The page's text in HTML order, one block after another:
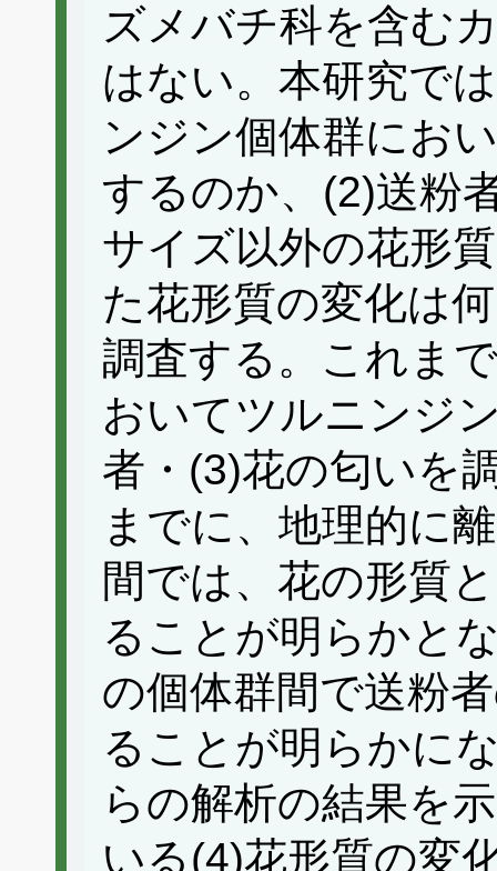
ズメバチ科を含む
はない。本研究で
ンジン個体群にお
するのか、(2)送粉
サイズ以外の花形
た花形質の変化は
調査する。これま
おいてツルニンジ
者・(3)花の匂いを
までに、地理的に
間では、花の形質
ることが明らかと
の個体群間で送粉
ることが明らかに
らの解析の結果を
いる(4)花形質の変